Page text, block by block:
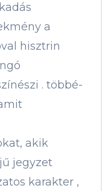
a
hisztrin
. többé-
akik
jegyzet
karakter ,